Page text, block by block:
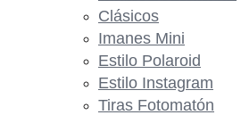
Clásicos
Imanes Mini
Estilo Polaroid
Estilo Instagram
Tiras Fotomatón